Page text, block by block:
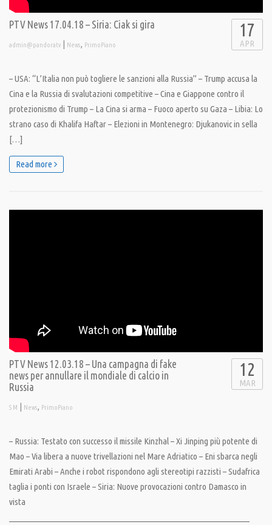
PTV News 17.04.18 – Siria: Ciak si gira
admin@pandoratv | News, PrimoPiano
17
APR
– USA: “L’Italia non può togliere le sanzioni alla Russia” – Trump accusa la
Cina e la Russia di svalutazioni competitive – Cina e Giappone contro il
protezionismo di Trump – La Cina si arma – Fuoco aperto su Gaza – Libia: Lo
strano caso di Khalifa Haftar – Elezioni in Montenegro: Djukanovic in sella
[…]
Read more
PTV News 12.03.18 – Una campagna di fake
news per annullare il mondiale di calcio in
Russia
S M | News, PrimoPiano
12
MAR
– Russia: Testato con successo il missile Kinzhal – Xi Jinping più potente di
Mao – Via libera a nuove trivellazioni nel Mare Adriatico – Eni sbarca negli
Emirati Arabi – Anche i robot rispondono agli stereotipi razzisti – Sudafrica
taglia i ponti con Israele – Siria: Nuove provocazioni contro Damasco in
vista